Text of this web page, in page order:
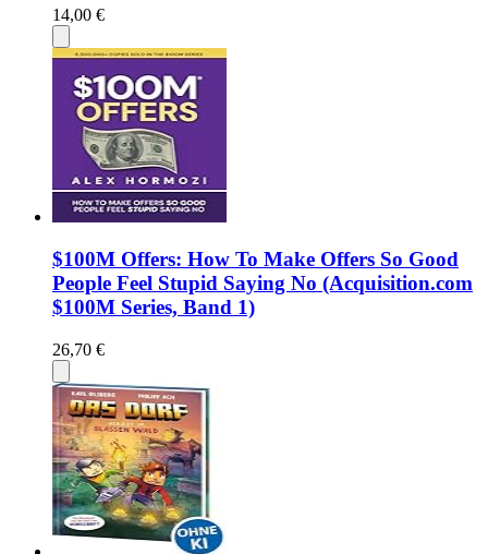
14,00 €
$100M Offers: How To Make Offers So Good
People Feel Stupid Saying No (Acquisition.com
$100M Series, Band 1)
26,70 €